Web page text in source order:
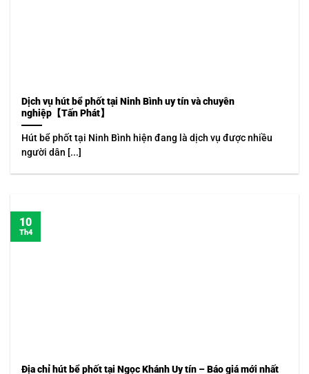
Dịch vụ hút bể phốt tại Ninh Bình uy tín và chuyên
nghiệp【Tấn Phát】
Hút bể phốt tại Ninh Bình hiện đang là dịch vụ được nhiều
người dân [...]
Địa chỉ hút bể phốt tại Ngọc Khánh Uy tín – Báo giá mới nhất
10
Th4